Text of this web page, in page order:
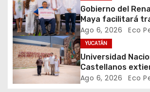
e
e
n
t
Gobierno del
Maya facilitará
gratuitos para
usuarios del CREE
Ago 6, 2026 Eco
YUCATÁN
Universidad
Castellanos
convocatoria de
Ago 6, 2026 Eco